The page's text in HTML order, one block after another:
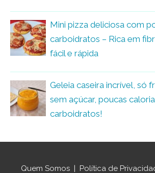
Mini pizza deliciosa com
carboidratos – Rica em
fácil e rápida
Geleia caseira incrível, só
sem açúcar, poucas
carboidratos!
Quem Somos | Política de